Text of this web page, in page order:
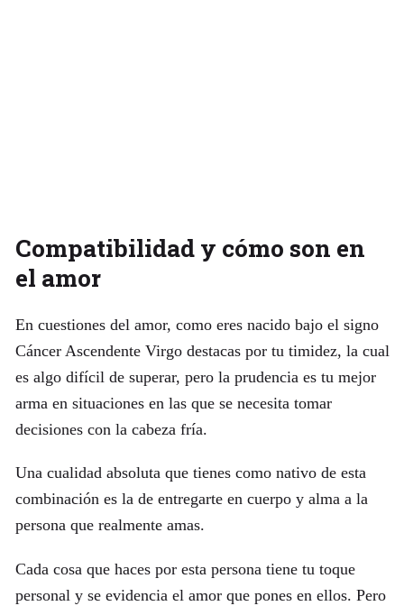
Compatibilidad y cómo son en
el amor
En cuestiones del amor, como eres nacido bajo el signo
Cáncer Ascendente Virgo destacas por tu timidez, la cual
es algo difícil de superar, pero la prudencia es tu mejor
arma en situaciones en las que se necesita tomar
decisiones con la cabeza fría.
Una cualidad absoluta que tienes como nativo de esta
combinación es la de entregarte en cuerpo y alma a la
persona que realmente amas.
Cada cosa que haces por esta persona tiene tu toque
personal y se evidencia el amor que pones en ellos. Pero